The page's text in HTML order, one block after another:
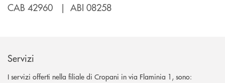
CAB 42960 | ABI 08258
Servizi
I servizi offerti nella filiale di Cropani in via Flaminia 1, sono: